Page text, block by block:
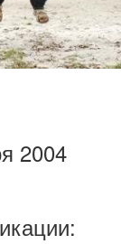
2004